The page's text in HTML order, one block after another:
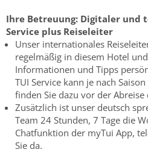
Ihre Betreuung: Digitaler und
Service plus Reiseleiter
Unser internationales
regelmäßig in diesem Hotel
Informationen und Tipps
TUI Service kann je nach
finden Sie dazu vor der
Zusätzlich ist unser deutsch
Team 24 Stunden, 7 Tage die
Chatfunktion der myTui App,
Sie da.